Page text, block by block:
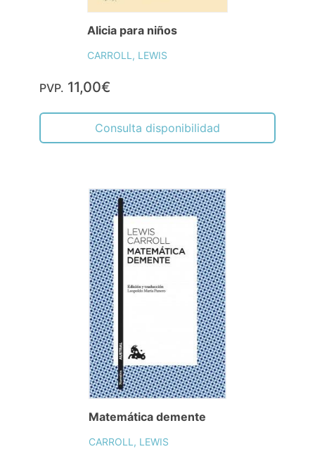
Alicia para niños
CARROLL, LEWIS
PVP. 11,00€
Consulta disponibilidad
Matemática demente
CARROLL, LEWIS